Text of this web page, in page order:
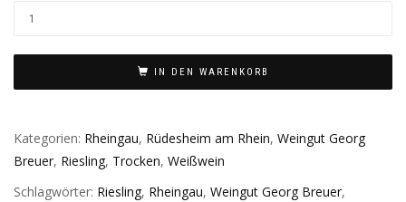
IN DEN WARENKORB
Kategorien: Rheingau, Rüdesheim am Rhein, Weingut Georg
Breuer, Riesling, Trocken, Weißwein
Schlagwörter: Riesling, Rheingau, Weingut Georg Breuer,